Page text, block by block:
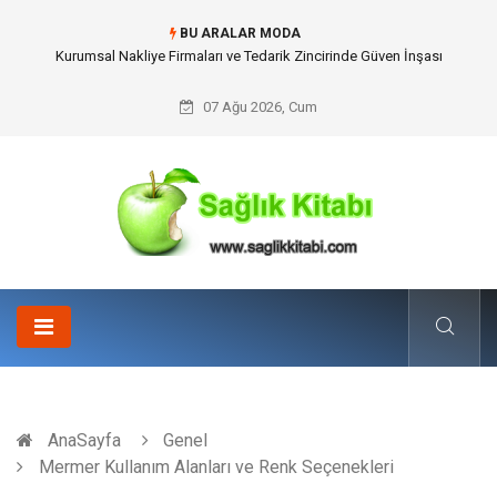
BU ARALAR MODA
Dalaman Kalkan Transfer: Kişiselleştirilmiş Hizmet Ve Uç Nokta Konforu
07 Ağu 2026, Cum
AnaSayfa
Genel
Mermer Kullanım Alanları ve Renk Seçenekleri